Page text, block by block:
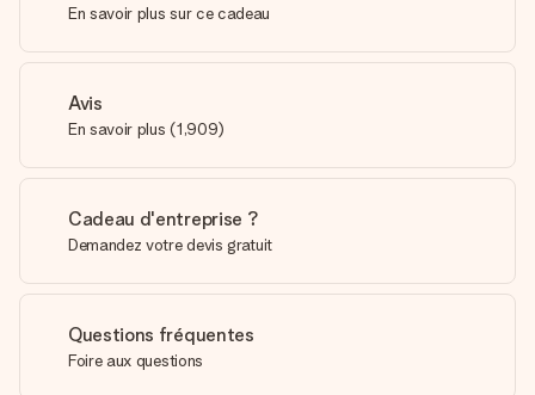
En savoir plus sur ce cadeau
Avis
En savoir plus (1,909)
Cadeau d'entreprise ?
Demandez votre devis gratuit
Questions fréquentes
Foire aux questions